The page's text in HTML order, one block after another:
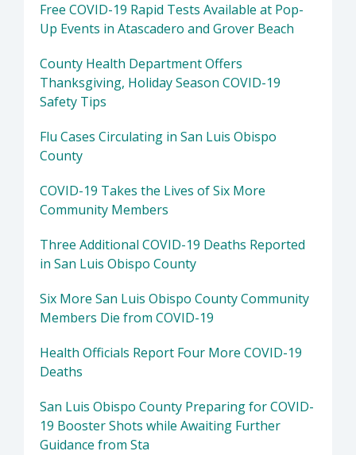
Free COVID-19 Rapid Tests Available at Pop-
Up Events in Atascadero and Grover Beach
County Health Department Offers
Thanksgiving, Holiday Season COVID-19
Safety Tips
Flu Cases Circulating in San Luis Obispo
County
COVID-19 Takes the Lives of Six More
Community Members
Three Additional COVID-19 Deaths Reported
in San Luis Obispo County
Six More San Luis Obispo County Community
Members Die from COVID-19
Health Officials Report Four More COVID-19
Deaths
San Luis Obispo County Preparing for COVID-
19 Booster Shots while Awaiting Further
Guidance from Sta